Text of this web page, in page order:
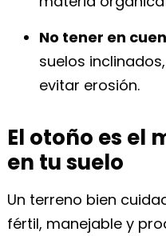
No tener en
suelos
evitar erosión.
El otoño es el
en tu suelo
Un terreno bien
fértil, manejable y